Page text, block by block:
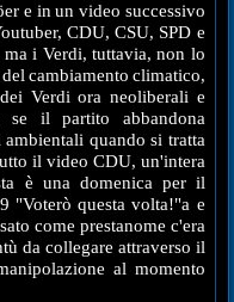
e in un video successivo
CDU, CSU, SPD e
i Verdi, tuttavia, non lo
cambiamento climatico,
Verdi ora neoliberali e
se il partito abbandona
quando si tratta
il video CDU, un'intera
è una domenica per il
"Voterò questa volta!"a e
come prestanome c'era
da collegare attraverso il
al momento